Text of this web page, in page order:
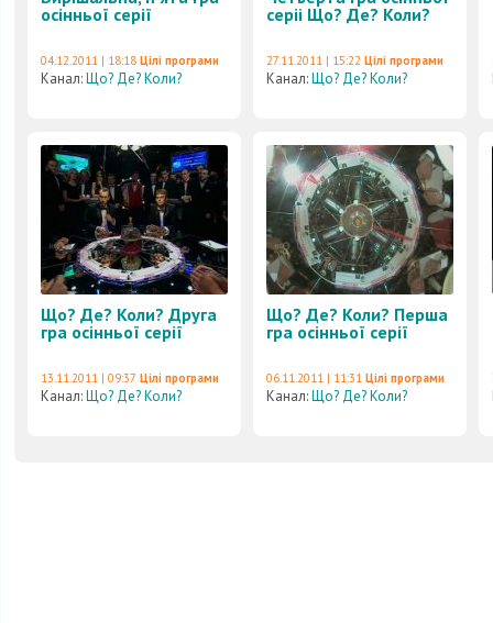
осінньої серії
04.12.2011 | 18:18 Цілі програми
Канал:Що? Де? Коли?
серіі Що? Де? Коли?
27.11.2011 | 15:22 Цілі програми
Канал:Що? Де? Коли?
Що? Де? Коли? Друга
гра осінньої серії
13.11.2011 | 09:37 Цілі програми
Канал:Що? Де? Коли?
Що? Де? Коли? Перша
гра осінньої серії
06.11.2011 | 11:31 Цілі програми
Канал:Що? Де? Коли?